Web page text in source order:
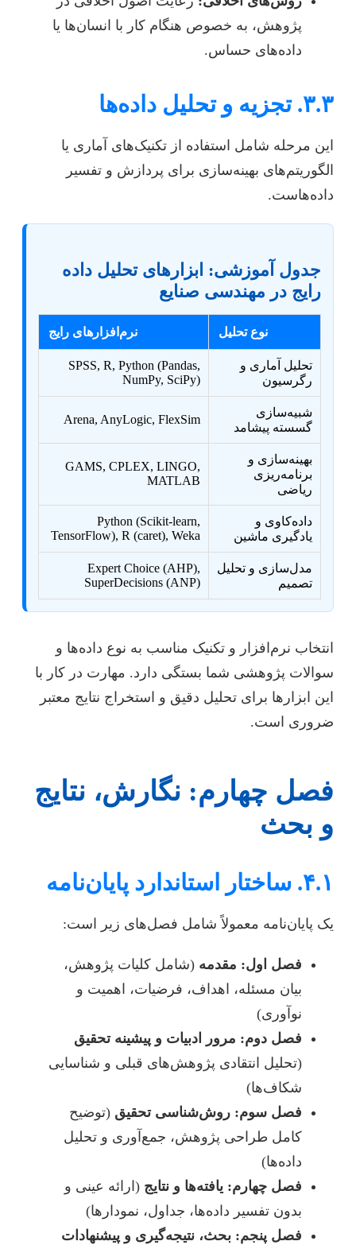
پژوهش، به خصوص هنگام کار با انسان‌ها یا
داده‌های حساس.
۳.۳. تجزیه و تحلیل داده‌ها
این مرحله شامل استفاده از تکنیک‌های آماری یا
الگوریتم‌های بهینه‌سازی برای پردازش و تفسیر
داده‌هاست.
جدول آموزشی: ابزارهای تحلیل داده
رایج در مهندسی صنایع
نوع تحلیل نرم‌افزارهای رایج
تحلیل آماری و
رگرسیون
SPSS, R, Python (Pandas,
NumPy, SciPy)
شبیه‌سازی
گسسته پیشامد
Arena, AnyLogic, FlexSim
بهینه‌سازی و
برنامه‌ریزی
ریاضی
GAMS, CPLEX, LINGO,
MATLAB
داده‌کاوی و
یادگیری ماشین
Python (Scikit-learn,
TensorFlow), R (caret), Weka
مدل‌سازی و تحلیل
تصمیم
Expert Choice (AHP),
SuperDecisions (ANP)
انتخاب نرم‌افزار و تکنیک مناسب به نوع داده‌ها و
سوالات پژوهشی شما بستگی دارد. مهارت در کار با
این ابزارها برای تحلیل دقیق و استخراج نتایج معتبر
ضروری است.
فصل چهارم: نگارش، نتایج
و بحث
۴.۱. ساختار استاندارد پایان‌نامه
یک پایان‌نامه معمولاً شامل فصل‌های زیر است:
فصل اول: مقدمه (شامل کلیات پژوهش،
بیان مسئله، اهداف، فرضیات، اهمیت و
نوآوری)
فصل دوم: مرور ادبیات و پیشینه تحقیق
(تحلیل انتقادی پژوهش‌های قبلی و شناسایی
شکاف‌ها)
فصل سوم: روش‌شناسی تحقیق (توضیح
کامل طراحی پژوهش، جمع‌آوری و تحلیل
داده‌ها)
فصل چهارم: یافته‌ها و نتایج (ارائه عینی و
بدون تفسیر داده‌ها، جداول، نمودارها)
فصل پنجم: بحث، نتیجه‌گیری و پیشنهادات